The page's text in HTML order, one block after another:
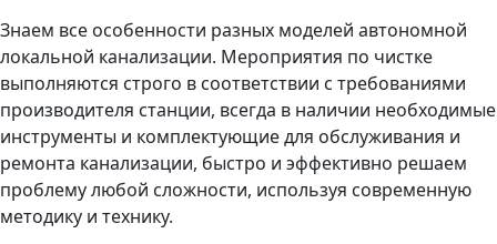
Знаем все особенности разных моделей автономной
локальной канализации. Мероприятия по чистке
выполняются строго в соответствии с требованиями
производителя станции, всегда в наличии необходимые
инструменты и комплектующие для обслуживания и
ремонта канализации, быстро и эффективно решаем
проблему любой сложности, используя современную
методику и технику.